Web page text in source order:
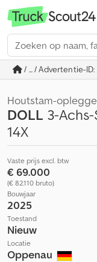
/ ... / Advertentie-
Houtstam-
DOLL 3-
14X
Vaste prijs excl. btw
€ 69.000
(€ 82.110 bruto)
Bouwjaar
2025
Toestand
Nieuw
Locatie
Oppenau